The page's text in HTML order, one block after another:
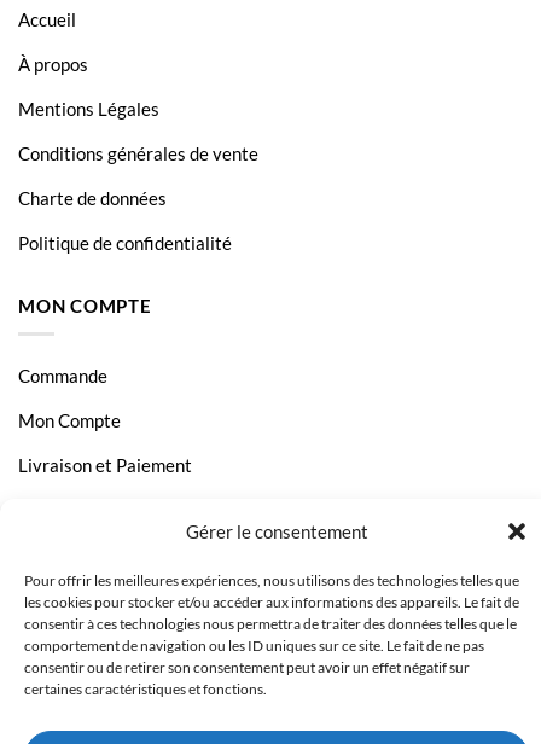
Gérer le consentement
Pour offrir les meilleures expériences, nous utilisons des technologies telles que
les cookies pour stocker et/ou accéder aux informations des appareils. Le fait de
consentir à ces technologies nous permettra de traiter des données telles que le
comportement de navigation ou les ID uniques sur ce site. Le fait de ne pas
consentir ou de retirer son consentement peut avoir un effet négatif sur
certaines caractéristiques et fonctions.
Accueil
À propos
Mentions Légales
Conditions générales de vente
Charte de données
Politique de confidentialité
MON COMPTE
Commande
Mon Compte
Livraison et Paiement